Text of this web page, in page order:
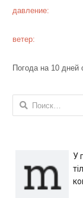
давление:
ветер:
Погода на 10 дней
Найти:
У